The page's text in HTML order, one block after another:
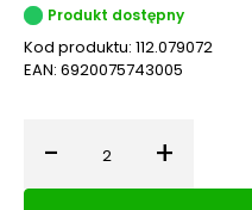
Produkt dostępny
Kod produktu: 112.079072
EAN: 6920075743005
- Ilość +